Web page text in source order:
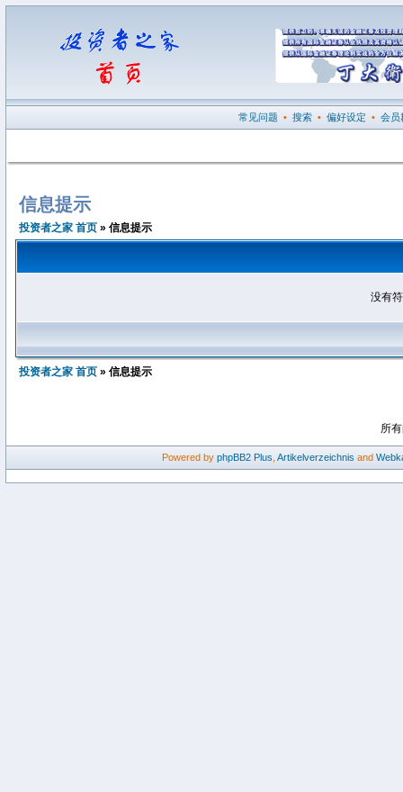
常见问题 • 搜索 • 偏好设定 • 会员
信息提示
投资者之家 首页 » 信息提示
没有
投资者之家 首页 » 信息提示
所
Powered by phpBB2 Plus Artikelverzeichnis and